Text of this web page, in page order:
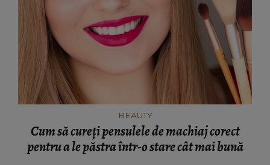
BEAUTY
Cum să cureți pensulele de machiaj corect
pentru a le păstra într-o stare cât mai bună